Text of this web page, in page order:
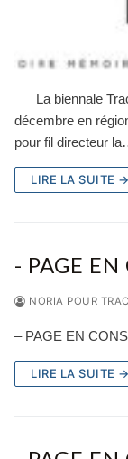
La biennale
décembre en
pour fil directeur
LIRE LA SUITE →
- PAGE
NORIA POUR
– PAGE EN
LIRE LA SUITE →